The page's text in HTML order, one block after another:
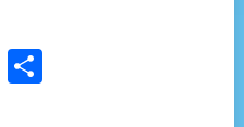
Twitter